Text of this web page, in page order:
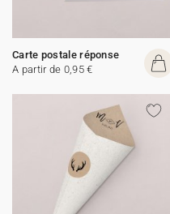
Carte postale réponse
A partir de 0,95 €